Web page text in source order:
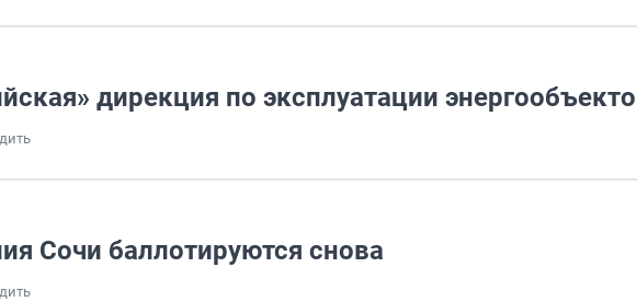
дирекция по эксплуатации
Сочи баллотируются снова